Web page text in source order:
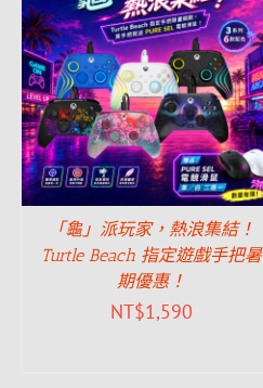
「龜」派玩家，熱浪集結！
Turtle Beach 指定遊戲手把暑
期優惠！
NT$1,590